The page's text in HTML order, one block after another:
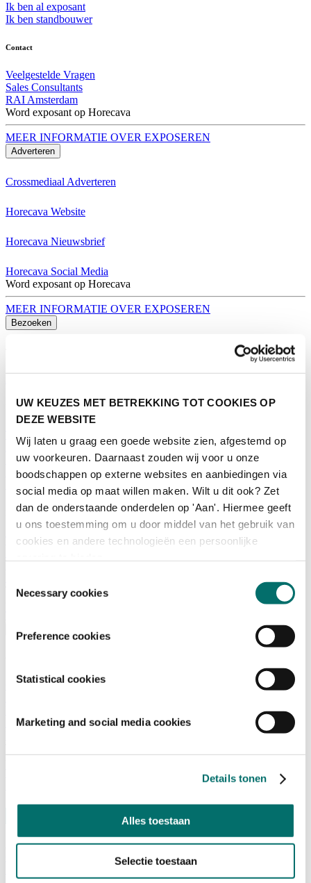
UW KEUZES MET BETREKKING TOT COOKIES OP
DEZE WEBSITE
Wij laten u graag een goede website zien, afgestemd op
uw voorkeuren. Daarnaast zouden wij voor u onze
boodschappen op externe websites en aanbiedingen via
social media op maat willen maken. Wilt u dit ook? Zet
dan de onderstaande onderdelen op 'Aan'. Hiermee geeft
u ons toestemming om u door middel van het gebruik van
cookies en andere technologieën een persoonlijke
Necessary cookies
Preference cookies
Statistical cookies
Marketing and social media cookies
Details tonen
Alles toestaan
Selectie toestaan
Ik ben al exposant
Ik ben standbouwer
Contact
Veelgestelde Vragen
Sales Consultants
RAI Amsterdam
Word exposant op Horecava
MEER INFORMATIE OVER EXPOSEREN
Adverteren
Crossmediaal Adverteren
Horecava Website
Horecava Nieuwsbrief
Horecava Social Media
Word exposant op Horecava
MEER INFORMATIE OVER EXPOSEREN
Bezoeken
Programma
Terugblik
Activiteiten
Exposantenlijst
Plattegrond
Programma
Bezoekersinformatie
Tickets
Bereikbaarheid Horecava
Ticket kopen voor Horecava
Over Horecava
Contact
Beursprofiel